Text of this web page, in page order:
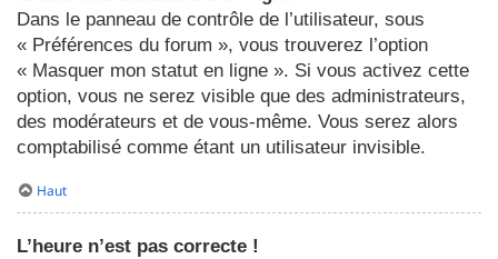
Dans le panneau de contrôle de l’utilisateur, sous
« Préférences du forum », vous trouverez l’option
« Masquer mon statut en ligne ». Si vous activez cette
option, vous ne serez visible que des administrateurs,
des modérateurs et de vous-même. Vous serez alors
comptabilisé comme étant un utilisateur invisible.
Haut
L’heure n’est pas correcte !